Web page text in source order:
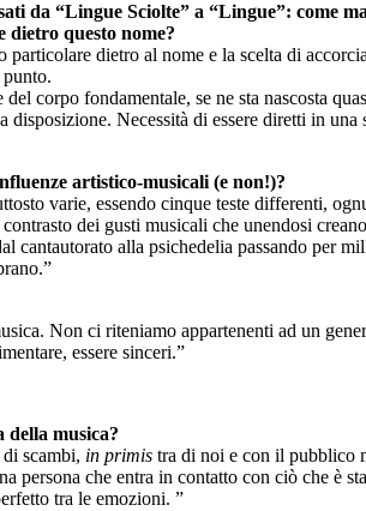
da “Lingue Sciolte” a “Lingue”: come
dietro questo nome?
particolare dietro al nome e la scelta di
corpo fondamentale, se ne sta nascosta
disposizione. Necessità di essere diretti in
artistico-musicali (e non!)?
varie, essendo cinque teste differenti,
contrasto dei gusti musicali che unendosi
cantautorato alla psichedelia passando per
Non ci riteniamo appartenenti ad un
essere sinceri.”
della musica?
scambi, in primistra di noi e con il pubblico
persona che entra in contatto con ciò che è
tra le emozioni. ”